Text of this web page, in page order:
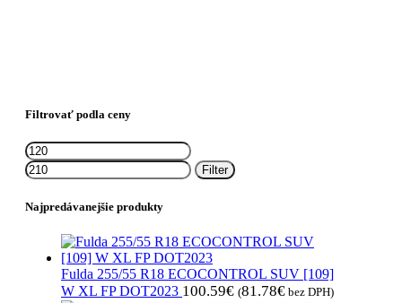
Filtrovať podla ceny
Minimálna
cena
Maximálna
cenaFilter
Najpredávanejšie produkty
Fulda 255/55 R18 ECOCONTROL SUV [109]
W XL FP DOT2023 100.59€ (81.78€ bez DPH)